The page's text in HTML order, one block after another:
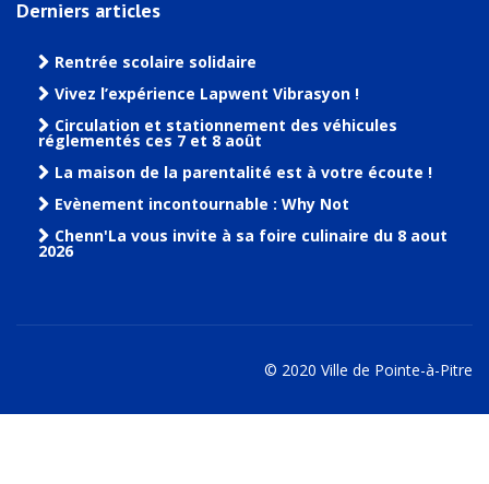
Derniers articles
Rentrée scolaire solidaire
Vivez l’expérience Lapwent Vibrasyon !
Circulation et stationnement des véhicules
réglementés ces 7 et 8 août
La maison de la parentalité est à votre écoute !
Evènement incontournable : Why Not
Chenn'La vous invite à sa foire culinaire du 8 aout
2026
© 2020 Ville de Pointe-à-Pitre